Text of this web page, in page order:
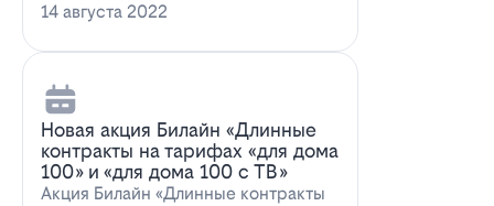
увеличил скорость Домашнего
14 августа 2022
Новая акция Билайн «Длинные
контракты на тарифах «для дома
100» и «для дома 100 с ТВ»
Акция Билайн «Длинные контракты